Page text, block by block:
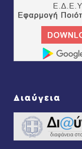
Διαύγεια